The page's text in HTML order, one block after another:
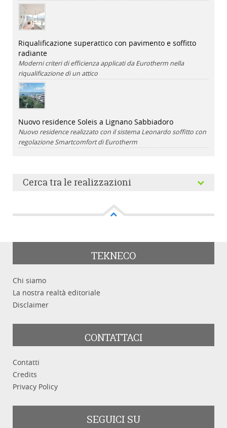
Riqualificazione superattico con pavimento e soffitto
radiante
Moderni criteri di efficienza applicati da Eurotherm nella
riqualificazione di un attico
Nuovo residence Soleis a Lignano Sabbiadoro
Nuovo residence realizzato con il sistema Leonardo soffitto con
regolazione Smartcomfort di Eurotherm
Cerca tra le realizzazioni
Cerca Pulisci
TEKNECO
Chi siamo
La nostra realtà editoriale
Disclaimer
CONTATTACI
Contatti
Credits
Privacy Policy
SEGUICI SU